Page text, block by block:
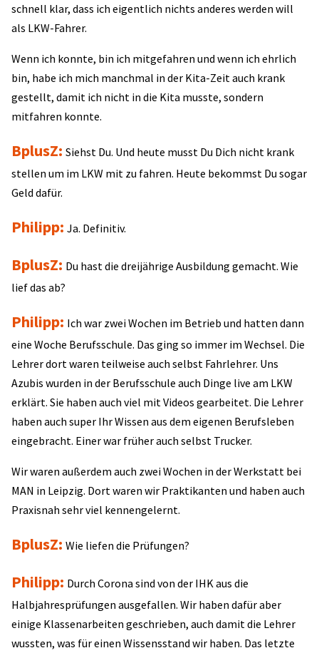
schnell klar, dass ich eigentlich nichts anderes werden will
als LKW-Fahrer.
Wenn ich konnte, bin ich mitgefahren und wenn ich ehrlich
bin, habe ich mich manchmal in der Kita-Zeit auch krank
gestellt, damit ich nicht in die Kita musste, sondern
mitfahren konnte.
BplusZ: Siehst Du. Und heute musst Du Dich nicht krank
stellen um im LKW mit zu fahren. Heute bekommst Du sogar
Geld dafür.
Philipp: Ja. Definitiv.
BplusZ: Du hast die dreijährige Ausbildung gemacht. Wie
lief das ab?
Philipp: Ich war zwei Wochen im Betrieb und hatten dann
eine Woche Berufsschule. Das ging so immer im Wechsel. Die
Lehrer dort waren teilweise auch selbst Fahrlehrer. Uns
Azubis wurden in der Berufsschule auch Dinge live am LKW
erklärt. Sie haben auch viel mit Videos gearbeitet. Die Lehrer
haben auch super Ihr Wissen aus dem eigenen Berufsleben
eingebracht. Einer war früher auch selbst Trucker.
Wir waren außerdem auch zwei Wochen in der Werkstatt bei
MAN in Leipzig. Dort waren wir Praktikanten und haben auch
Praxisnah sehr viel kennengelernt.
BplusZ: Wie liefen die Prüfungen?
Philipp: Durch Corona sind von der IHK aus die
Halbjahresprüfungen ausgefallen. Wir haben dafür aber
einige Klassenarbeiten geschrieben, auch damit die Lehrer
wussten, was für einen Wissensstand wir haben. Das letzte